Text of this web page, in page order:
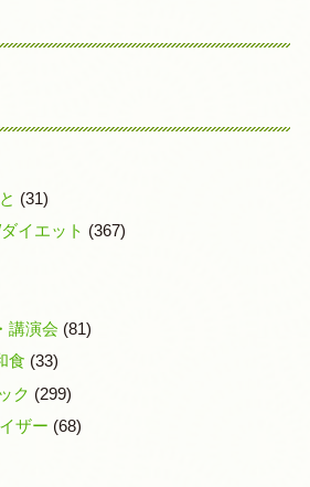
(31)
イエット (367)
講演会 (81)
食 (33)
ク (299)
ザー (68)